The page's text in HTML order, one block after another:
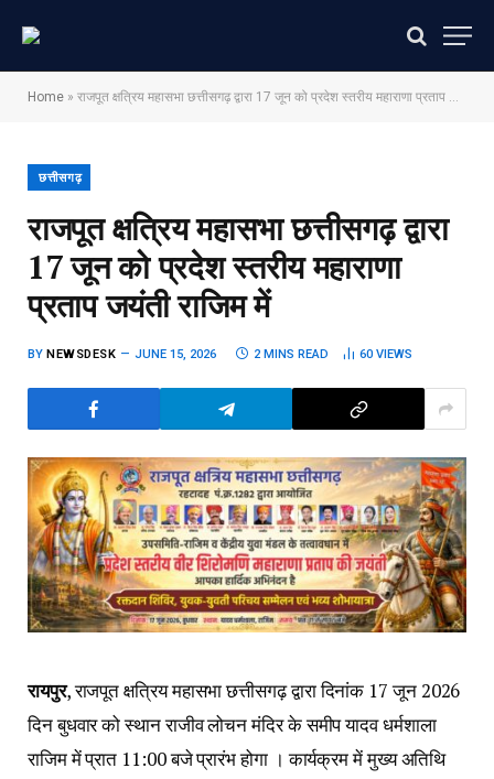
Home » राजपूत क्षत्रिय महासभा छत्तीसगढ़ द्वारा 17 जून को प्रदेश स्तरीय महाराणा प्रताप जयंती राजिम में
छत्तीसगढ़
राजपूत क्षत्रिय महासभा छत्तीसगढ़ द्वारा
17 जून को प्रदेश स्तरीय महाराणा
प्रताप जयंती राजिम में
BY NEWSDESK JUNE 15, 2026 2 MINS READ 60VIEWS
रायपुर, राजपूत क्षत्रिय महासभा छत्तीसगढ़ द्वारा दिनांक 17 जून 2026
दिन बुधवार को स्थान राजीव लोचन मंदिर के समीप यादव धर्मशाला
राजिम में प्रात 11:00 बजे प्रारंभ होगा । कार्यक्रम में मुख्य अतिथि